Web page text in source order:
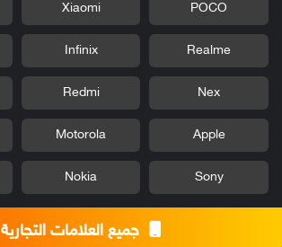
POCO
Xiaomi
Realme
Infinix
Nex
Redmi
Apple
Motorola
Sony
Nokia
جميع العلامات التجارية